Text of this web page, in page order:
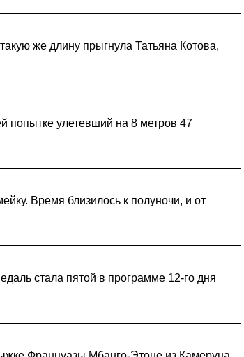
же длину прыгнула Татьяна Котова,
попытке улетевший на 8 метров 47
Время близилось к полуночи, и от
стала пятой в программе 12-го дня